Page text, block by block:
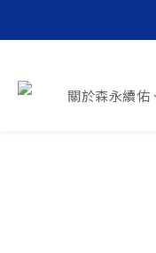
關於森永續佑